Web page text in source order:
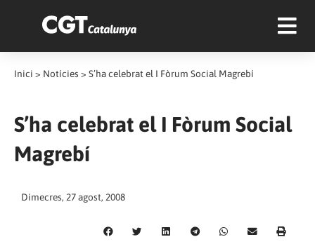
Inici > Notícies > S’ha celebrat el I Fòrum Social Magrebí
S’ha celebrat el I Fòrum Social
Magrebí
Dimecres, 27 agost, 2008